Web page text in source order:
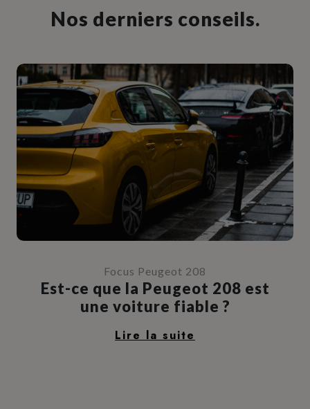
Nos derniers conseils.
Focus Peugeot 208
Est-ce que la Peugeot 208 est
une voiture fiable ?
Lire la suite